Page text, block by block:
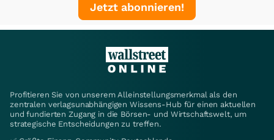
Jetzt abonnieren!
Profitieren Sie von unserem Alleinstellungsmerkmal als den
zentralen verlagsunabhängigen Wissens-Hub für einen aktuellen
und fundierten Zugang in die Börsen- und Wirtschaftswelt, um
strategische Entscheidungen zu treffen.